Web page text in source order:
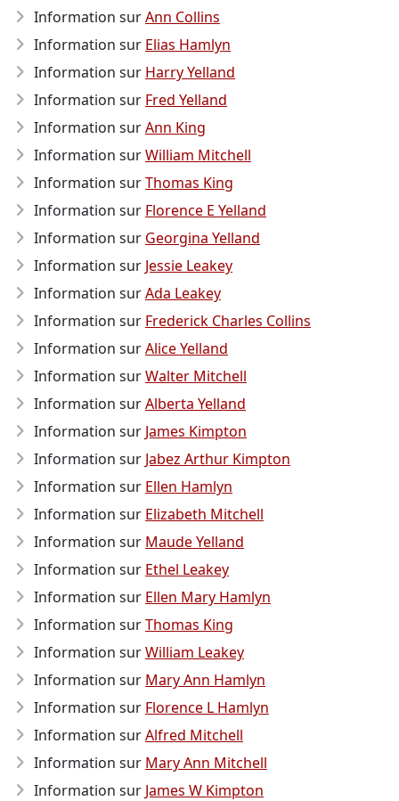
Information surAnn Collins
Information sur Elias Hamlyn
Information sur Harry Yelland
Information sur Fred Yelland
Information surAnn King
Information surWilliam Mitchell
Information surThomas King
Information sur Florence E Yelland
Information sur Georgina Yelland
Information sur Jessie Leakey
Information surAda Leakey
Information sur Frederick Charles Collins
Information surAlice Yelland
Information surWalter Mitchell
Information surAlberta Yelland
Information sur James Kimpton
Information sur Jabez Arthur Kimpton
Information sur Ellen Hamlyn
Information sur Elizabeth Mitchell
Information sur Maude Yelland
Information sur Ethel Leakey
Information sur Ellen Mary Hamlyn
Information surThomas King
Information surWilliam Leakey
Information sur Mary Ann Hamlyn
Information sur Florence L Hamlyn
Information surAlfred Mitchell
Information sur Mary Ann Mitchell
Information sur James W Kimpton